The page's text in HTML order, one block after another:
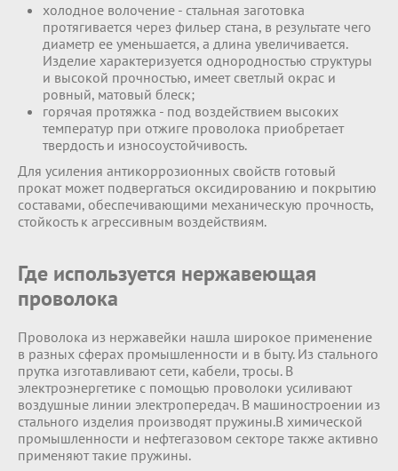
холодное волочение - стальная заготовка
протягивается через фильер стана, в результате чего
диаметр ее уменьшается, а длина увеличивается.
Изделие характеризуется однородностью структуры
и высокой прочностью, имеет светлый окрас и
ровный, матовый блеск;
горячая протяжка - под воздействием высоких
температур при отжиге проволока приобретает
твердость и износоустойчивость.
Для усиления антикоррозионных свойств готовый
прокат может подвергаться оксидированию и покрытию
составами, обеспечивающими механическую прочность,
стойкость к агрессивным воздействиям.
Где используется нержавеющая
проволока
Проволока из нержавейки нашла широкое применение
в разных сферах промышленности и в быту. Из стального
прутка изготавливают сети, кабели, тросы. В
электроэнергетике с помощью проволоки усиливают
воздушные линии электропередач. В машиностроении из
стального изделия производят пружины.В химической
промышленности и нефтегазовом секторе также активно
применяют такие пружины.